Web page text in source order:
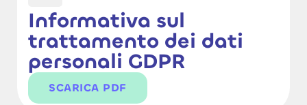
Informativa sul
trattamento dei dati
personali GDPR
SCARICA PDF